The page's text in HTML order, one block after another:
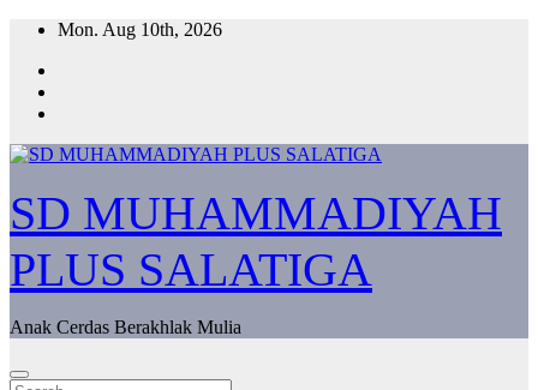
Skip
content
Mon. Aug 10th, 2026
SD MUHAMMADIYAH
PLUS SALATIGA
Anak Cerdas Berakhlak Mulia